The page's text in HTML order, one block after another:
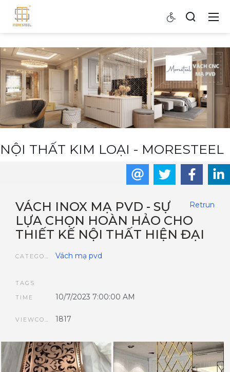
NỘI THẤT KIM LOẠI - MORESTEEL
Retrun
VÁCH INOX MẠ PVD - SỰ
LỰA CHỌN HOÀN HẢO CHO
THIẾT KẾ NỘI THẤT HIỆN ĐẠI
CATEGORIES Vách mạ pvd
TAGS
TIME
10/7/2023 7:00:00 AM
1817